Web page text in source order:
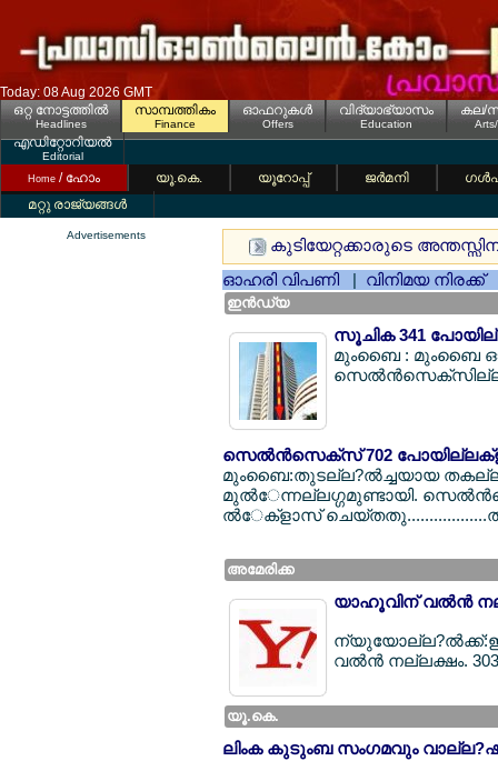
Today: 08 Aug 2026 GMT
ഒറ്റ നോട്ടത്തില്‍
Headlines
സാമ്പത്തികം
Finance
ഓഫറുകള്‍
Offers
വിദ്യാഭ്യാസം
Education
കല/
എഡിറ്റോറിയല്‍
Editorial
Home / ഹോം യൂ.കെ. യൂറോപ്പ് ജര്‍മനി
മറ്റു രാജ്യങ്ങള്‍
Advertisements
കുടിയേറ്റക്കാരുടെ
ഓഹരി വിപണി | വിനിമയ നിരക്ക്
ഇന്‍ഡ്യ
സൂചിക 341
മുംബൈ : മുംബൈ
സെല്‍ന്‍സെക്സ് 702 പോയില്ലക്ള്
മുംബൈ:തുടല്ല?ല്‍ച്ചയായ
മുല്‍േന്നല്ലഗ്ഗമുണ്ടായി.
ല്‍േക്ളാസ്
അമേരിക്ക
യാഹൂവിന് വല്‍ന്‍
വല്‍ന്‍ നല്ലക്ഷം.
യൂ.കെ.
ലിംക കുടുംബ സംഗമവും